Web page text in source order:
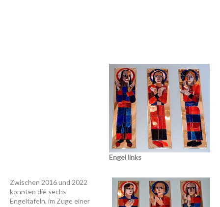
Engel links
Zwischen 2016 und 2022
konnten die sechs
Engeltafeln, im Zuge einer